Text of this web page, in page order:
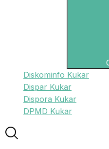
Diskominfo Kukar
Dispar Kukar
Dispora Kukar
DPMD Kukar